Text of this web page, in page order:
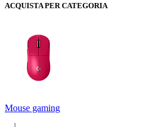
ACQUISTA PER CATEGORIA
Mouse gaming